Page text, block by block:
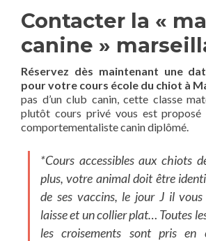
Contacter la «
canine »
Réservez dès maintenant une
pour votre cours école du chiot à
pas d’un club canin, cette classe
plutôt cours privé vous est proposé
comportementaliste canin diplômé.
*Cours accessibles aux chiots
plus, votre animal doit être
de ses vaccins, le jour J il
laisse et un collier plat… Toutes
les croisements sont pris en